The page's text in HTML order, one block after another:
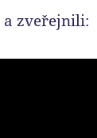
a zveřejnili: